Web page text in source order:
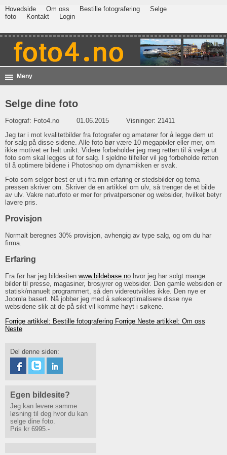
Hovedside Om oss Bestille fotografering
Selge
foto
Kontakt Login
Meny
Selge dine foto
Fotograf: Foto4.no 01.06.2015
Visninger: 21411
Jeg tar i mot kvalitetbilder fra fotografer og amatører for å legge dem ut
for salg på disse sidene. Alle foto bør være 10 megapixler eller mer, om
ikke motivet er helt unikt. Videre forbeholder jeg meg retten til å velge ut
foto som skal legges ut for salg. I sjeldne tilfeller vil jeg forbeholde retten
til å optimere bildene i Photoshop om dynamikken er svak.
Foto som selger best er ut i fra min erfaring er stedsbilder og tema
pressen skriver om. Skriver de en artikkel om ulv, så trenger de et bilde
av ulv. Vakre naturfoto er mer for privatpersoner og websider, hvilket betyr
lavere pris.
Provisjon
Normalt beregnes 30% provisjon, avhengig av type salg, og om du har
firma.
Erfaring
Fra før har jeg bildesiten www.bildebase.no hvor jeg har solgt mange
bilder til presse, magasiner, brosjyrer og websider. Den gamle websiden er
statisk/manuelt programmert, så den videreutvikles ikke. Den nye er
Joomla basert. Nå jobber jeg med å søkeoptimalisere disse nye
websidene slik at de på sikt vil komme høyt i søkene.
Forrige artikkel: Bestille fotografering Forrige Neste artikkel: Om oss
Neste
Del denne siden:
Egen bildesite?
Jeg kan levere samme
løsning til deg hvor du kan
selge dine foto.
Pris kr 6995.-